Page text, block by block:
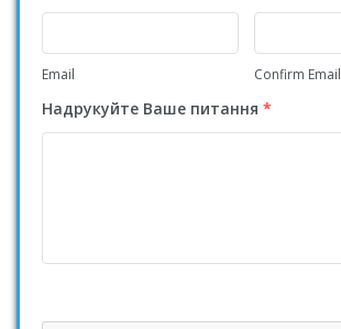
Email Confirm Email
Надрукуйте Ваше питання *